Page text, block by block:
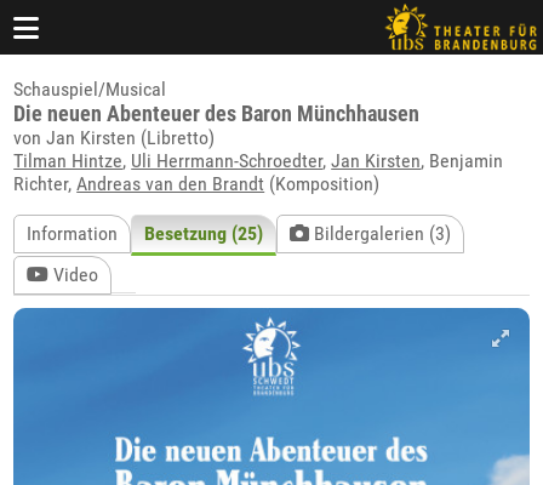
Schauspiel/Musical
Die neuen Abenteuer des Baron Münchhausen
von Jan Kirsten (Libretto)
Tilman Hintze, Uli Herrmann-Schroedter,Jan Kirsten, Benjamin
Richter,Andreas van den Brandt (Komposition)
Information Besetzung (25)
Bildergalerien (3)
Video